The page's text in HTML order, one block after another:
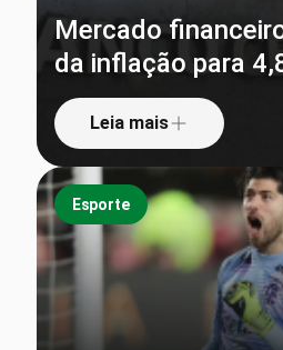
Mercado
da inflação para
Leia mais
Esporte